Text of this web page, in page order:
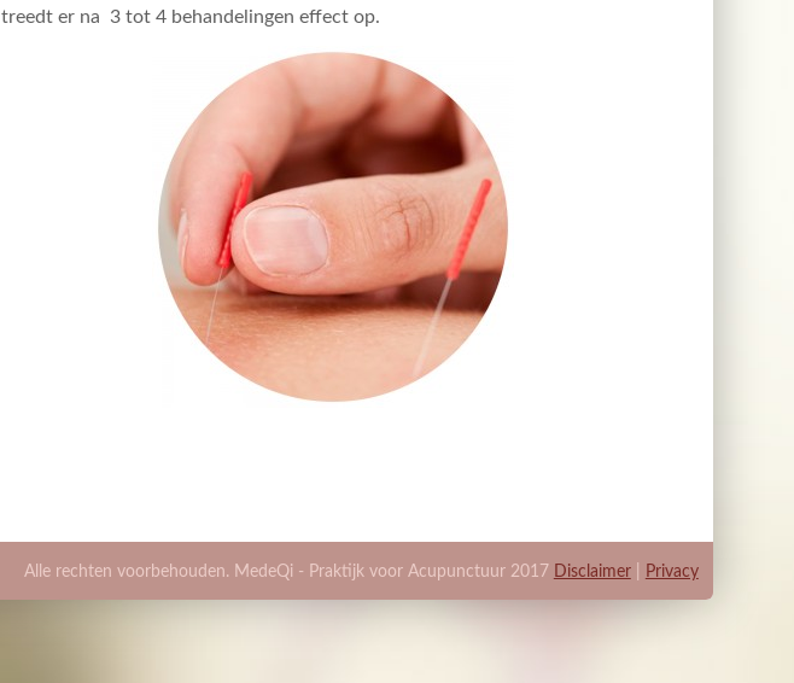
treedt er na 3 tot 4 behandelingen effect op.
Alle rechten voorbehouden. MedeQi - Praktijk voor Acupunctuur 2017 Disclaimer| Privacy